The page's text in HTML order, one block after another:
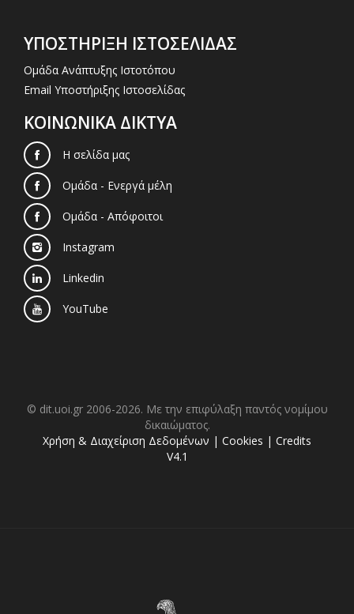
ΥΠΟΣΤΗΡΙΞΗ ΙΣΤΟΣΕΛΙΔΑΣ
Ομάδα Ανάπτυξης Ιστοτόπου
Email Υποστήριξης Ιστοσελίδας
ΚΟΙΝΩΝΙΚΑ ΔΙΚΤΥΑ
Η σελίδα μας
Ομάδα - Ενεργά μέλη
Ομάδα - Απόφοιτοι
Instagram
Linkedin
YouTube
© dit.uoi.gr 2006-2026. Με την επιφύλαξη παντός νομίμου
δικαιώματος.
Χρήση & Διαχείριση Δεδομένων | Cookies | Credits
V4.1